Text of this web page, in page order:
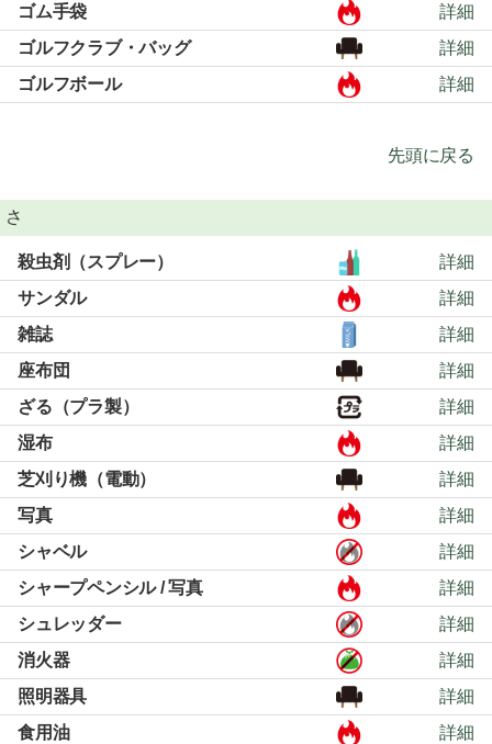
ゴム手袋
詳細
ゴルフクラブ・バッグ
詳細
ゴルフボール
詳細
先頭に戻る
さ
殺虫剤（スプレー）
詳細
サンダル
詳細
雑誌
詳細
座布団
詳細
ざる（プラ製）
詳細
湿布
詳細
芝刈り機（電動）
詳細
写真
詳細
シャベル
詳細
シャープペンシル / 写真
詳細
シュレッダー
詳細
消火器
詳細
照明器具
詳細
食用油
詳細